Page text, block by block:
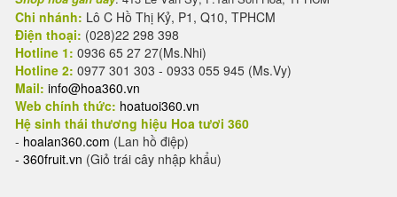
Chi nhánh: Lô C Hồ Thị Kỷ, P1, Q10, TPHCM
Điện thoại: (028)22 298 398
Hotline 1: 0936 65 27 27(Ms.Nhi)
Hotline 2: 0977 301 303 - 0933 055 945 (Ms.Vy)
Mail: info@hoa360.vn
Web chính thức: hoatuoi360.vn
Hệ sinh thái thương hiệu Hoa tươi 360
- hoalan360.com (Lan hồ điệp)
- 360fruit.vn (Giỏ trái cây nhập khẩu)